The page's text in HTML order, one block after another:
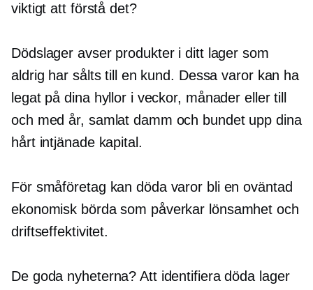
viktigt att förstå det?
Dödslager avser produkter i ditt lager som
aldrig har sålts till en kund. Dessa varor kan ha
legat på dina hyllor i veckor, månader eller till
och med år, samlat damm och bundet upp dina
hårt intjänadekapital.
För småföretag kan döda varor bli en oväntad
ekonomisk börda som påverkar lönsamhet och
driftseffektivitet.
De goda nyheterna? Att identifiera döda lager